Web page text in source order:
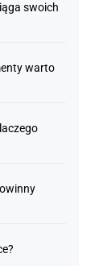
swoich
warto